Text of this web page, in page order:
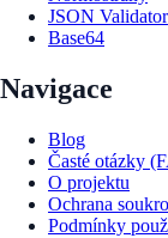
JSON Validator
Base64
Navigace
Blog
Časté otázky
O projektu
Ochrana
Podmínky